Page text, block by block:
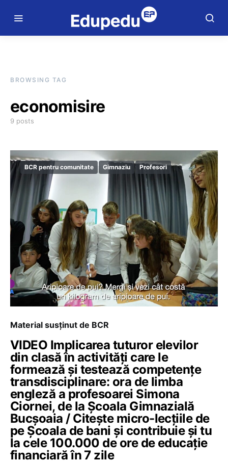
BROWSING TAG
economisire
9 posts
BCR pentru comunitate Gimnaziu Profesori
Material susținut de BCR
VIDEO Implicarea tuturor elevilor
din clasă în activități care le
formează și testează competențe
transdisciplinare: ora de limba
engleză a profesoarei Simona
Ciornei, de la Școala Gimnazială
Bucșoaia / Citește micro-lecțiile de
pe Școala de bani și contribuie și tu
la cele 100.000 de ore de educație
financiară în 7 zile